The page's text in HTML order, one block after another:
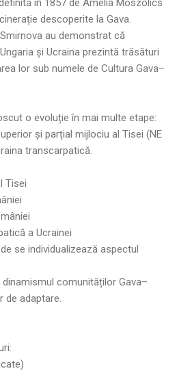
în 1857 de Amelia Moszolics
descoperite la Gava.
au demonstrat că
și Ucraina prezintă trăsături
lor sub numele de Cultura Gava–
o evoluție în mai multe etape:
și parțial mijlociu al Tisei (NE
transcarpatică.
Tisei
a Ucrainei
se individualizează aspectul
comunităților Gava–
de adaptare.